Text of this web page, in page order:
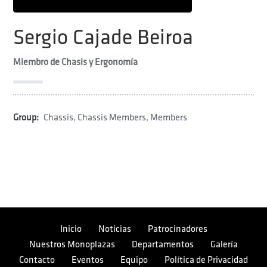
Sergio Cajade Beiroa
Miembro de Chasis y Ergonomía
Group: Chassis, Chassis Members, Members
Inicio Noticias
Patrocinadores
Nuestros Monoplazas
Departamentos
Galería
Contacto
Eventos Equipo Política de Privacidad